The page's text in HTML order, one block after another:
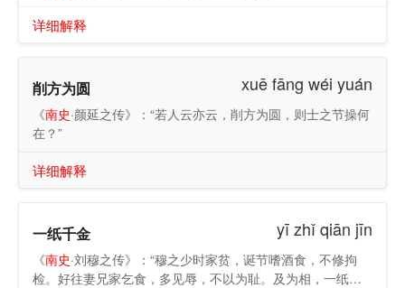
章，以雕缛成体，岂取驺奭之群言雕龙也。夫宇宙绵邈，黎
月，方声气乎风雷，其超出万物，亦已灵矣。形同草木之
脆，名逾金石之坚，是以君子处世，树德建言，岂好辩哉？
不得已也！’既成，未为时流所称。勰自重其文，欲取定于沈
约。约时贵盛，无由自达，乃负其书，候约出，干之于车
前，状若货鬻者。约便命取读，大重之，谓为深得文理，常
陈诸几案。然勰为文长于佛理，京师寺塔及名僧碑志，必请
家，先燔鬓发以自誓，敕许之。乃于寺变服，改名慧地。未
期而卒。文集行于世。”
详细解释
削方为圆 xuē fāng wéi yuán
《南史·颜延之传》：“若人云亦云，削方为圆，则士之节操何
在？”
详细解释
一纸千金 yī zhǐ qiān jīn
《南史·刘穆之传》：“穆之少时家贫，诞节嗜酒食，不修拘
检。好往妻兄家乞食，多见辱，不以为耻。及为相，一纸之